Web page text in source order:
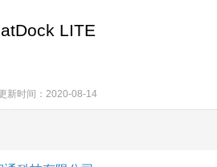
LITE
间：2020-08-14